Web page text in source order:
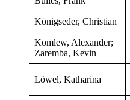
Königseder, Christian
Komlew, Alexander;
Zaremba, Kevin
Löwel, Katharina